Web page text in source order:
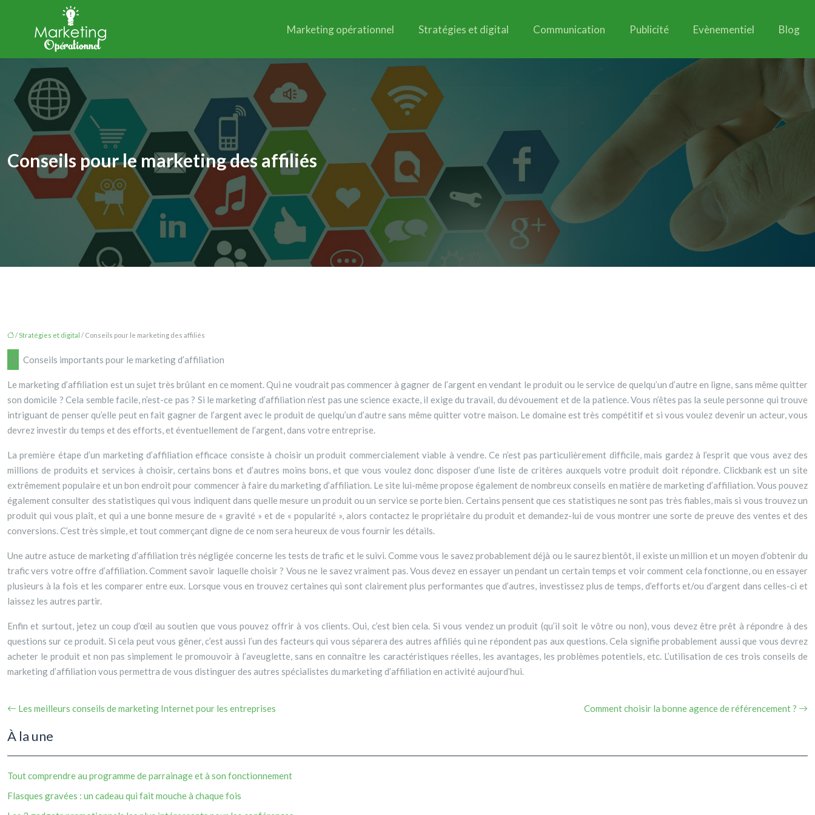
Marketing opérationnel Stratégies et digital Communication Publicité Evènementiel Blog
Conseils pour le marketing des affiliés
/ Stratégies et digital / Conseils pour le marketing des affiliés
3 Conseils importants pour le marketing d’affiliation
Le marketing d’affiliation est un sujet très brûlant en ce moment. Qui ne voudrait pas commencer à gagner de l’argent en vendant le produit ou le service de quelqu’un d’autre en ligne, sans même quitter
son domicile ? Cela semble facile, n’est-ce pas ? Si le marketing d’affiliation n’est pas une science exacte, il exige du travail, du dévouement et de la patience. Vous n’êtes pas la seule personne qui trouve
intriguant de penser qu’elle peut en fait gagner de l’argent avec le produit de quelqu’un d’autre sans même quitter votre maison. Le domaine est très compétitif et si vous voulez devenir un acteur, vous
devrez investir du temps et des efforts, et éventuellement de l’argent, dans votre entreprise.
La première étape d’un marketing d’affiliation efficace consiste à choisir un produit commercialement viable à vendre. Ce n’est pas particulièrement difficile, mais gardez à l’esprit que vous avez des
millions de produits et services à choisir, certains bons et d’autres moins bons, et que vous voulez donc disposer d’une liste de critères auxquels votre produit doit répondre. Clickbank est un site
extrêmement populaire et un bon endroit pour commencer à faire du marketing d’affiliation. Le site lui-même propose également de nombreux conseils en matière de marketing d’affiliation. Vous pouvez
également consulter des statistiques qui vous indiquent dans quelle mesure un produit ou un service se porte bien. Certains pensent que ces statistiques ne sont pas très fiables, mais si vous trouvez un
produit qui vous plaît, et qui a une bonne mesure de « gravité » et de « popularité », alors contactez le propriétaire du produit et demandez-lui de vous montrer une sorte de preuve des ventes et des
conversions. C’est très simple, et tout commerçant digne de ce nom sera heureux de vous fournir les détails.
Une autre astuce de marketing d’affiliation très négligée concerne les tests de trafic et le suivi. Comme vous le savez probablement déjà ou le saurez bientôt, il existe un million et un moyen d’obtenir du
trafic vers votre offre d’affiliation. Comment savoir laquelle choisir ? Vous ne le savez vraiment pas. Vous devez en essayer un pendant un certain temps et voir comment cela fonctionne, ou en essayer
plusieurs à la fois et les comparer entre eux. Lorsque vous en trouvez certaines qui sont clairement plus performantes que d’autres, investissez plus de temps, d’efforts et/ou d’argent dans celles-ci et
laissez les autres partir.
Enfin et surtout, jetez un coup d’œil au soutien que vous pouvez offrir à vos clients. Oui, c’est bien cela. Si vous vendez un produit (qu’il soit le vôtre ou non), vous devez être prêt à répondre à des
questions sur ce produit. Si cela peut vous gêner, c’est aussi l’un des facteurs qui vous séparera des autres affiliés qui ne répondent pas aux questions. Cela signifie probablement aussi que vous devrez
acheter le produit et non pas simplement le promouvoir à l’aveuglette, sans en connaître les caractéristiques réelles, les avantages, les problèmes potentiels, etc. L’utilisation de ces trois conseils de
marketing d’affiliation vous permettra de vous distinguer des autres spécialistes du marketing d’affiliation en activité aujourd’hui.
Les meilleurs conseils de marketing Internet pour les entreprises Comment choisir la bonne agence de référencement ?
À la une
Tout comprendre au programme de parrainage et à son fonctionnement
Flasques gravées : un cadeau qui fait mouche à chaque fois